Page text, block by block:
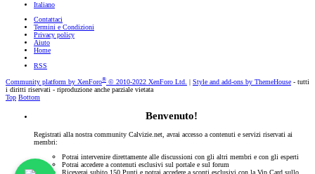
Italiano
Contattaci
Termini e Condizioni
Privacy policy
Aiuto
Home
RSS
Community platform by XenForo® © 2010-2022 XenForo Ltd. Style and add-ons by ThemeHouse - tutti
i diritti riservati - riproduzione anche parziale vietata
Top Bottom
Benvenuto!
Registrati alla nostra community Calvizie.net, avrai accesso a contenuti e servizi riservati ai
membri:
Potrai intervenire direttamente alle discussioni con gli altri membri e con gli esperti
Potrai accedere a contenuti esclusivi sul portale e sul forum
Riceverai subito 150 Punti e potrai accedere a sconti esclusivi con la Vip Card sullo